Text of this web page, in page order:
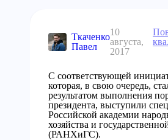
Ткаченко
Павел
10
августа,
2017
С соответствующей
которая, в свою очередь,
результатом выполнения
президента, выступили
Российской академии
хозяйства и
(РАНХиГС).